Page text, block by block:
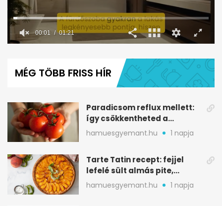
minute,
MÉG TÖBB FRISS HÍR
Paradicsom reflux mellett:
így csökkentheted a
gyomorégést
hamuesgyemant.hu 1 napja
Tarte Tatin recept: fejjel
lefelé sült almás pite,
ropogós aljjal
hamuesgyemant.hu 1 napja